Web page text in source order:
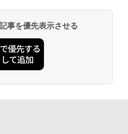
事を優先表示させる